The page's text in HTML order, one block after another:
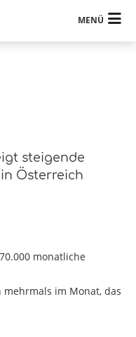
MENÜ
steigende
Österreich
monatliche
mehrmals im Monat, das